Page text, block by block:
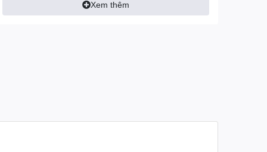
Xem thêm